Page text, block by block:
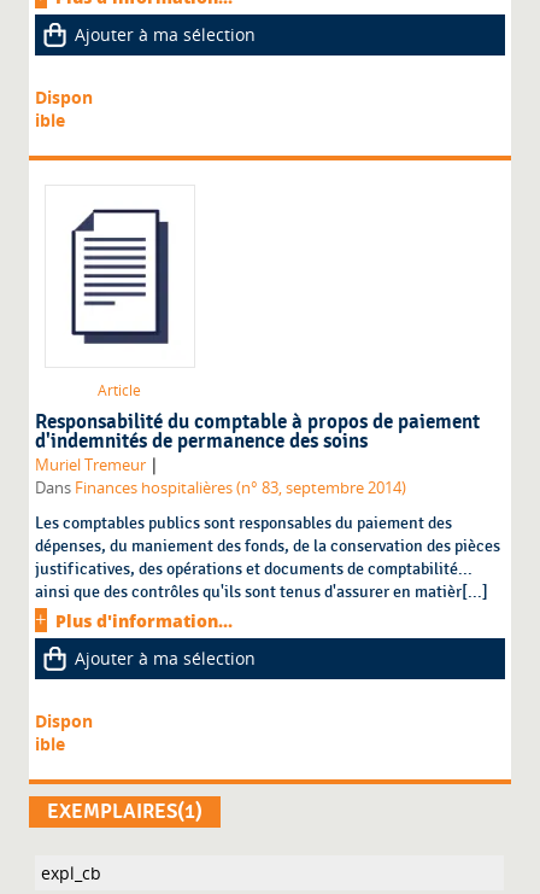
Ajouter à ma sélection
Dispon
ible
Article
Responsabilité du comptable à propos de paiement
d'indemnités de permanence des soins
Muriel Tremeur |
Dans Finances hospitalières (n° 83, septembre 2014)
Les comptables publics sont responsables du paiement des
dépenses, du maniement des fonds, de la conservation des pièces
justificatives, des opérations et documents de comptabilité...
ainsi que des contrôles qu'ils sont tenus d'assurer en matièr[...]
Plus d'information...
Ajouter à ma sélection
Dispon
ible
EXEMPLAIRES(1)